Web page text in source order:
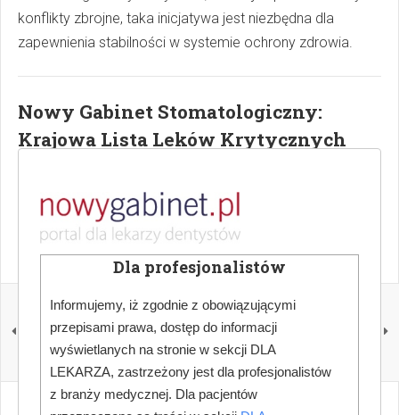
konflikty zbrojne, taka inicjatywa jest niezbędna dla
zapewnienia stabilności w systemie ochrony zdrowia.
Nowy Gabinet Stomatologiczny:
Krajowa Lista Leków Krytycznych
Stomatologiczny" - zamów prenumeratę
prenumeratę w naszym sklepie
POPRZEDNI
MZ wprowadza zmiany
w leczeniu
stomatologicznym od 1
stycznia 2025 – co warto
NASTĘPNY
Dentysta influencerem:
zmiany w Kodeksie
Etyki Lekarskiej
Dla profesjonalistów
Informujemy, iż zgodnie z obowiązującymi
przepisami prawa, dostęp do informacji
wyświetlanych na stronie w sekcji DLA
LEKARZA, zastrzeżony jest dla profesjonalistów
z branży medycznej. Dla pacjentów